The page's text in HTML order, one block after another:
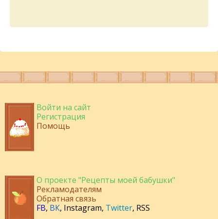
Войти на сайт
Регистрация
Помощь
О проекте "Рецепты моей бабушки"
Рекламодателям
Обратная связь
FB, ВК, Instagram, Twitter, RSS